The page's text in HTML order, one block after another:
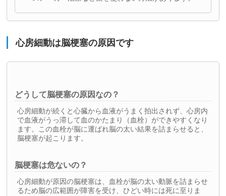
心房細動は脳梗塞の原因です
どうして脳梗塞の原因なの？
心房細動が続くと心臓から血液がうまく拍出されず、心房内
で血液がうっ滞して血のかたまり（血栓）ができやすくなり
ます。この血栓が脳に運ばれ脳の太い結果を詰まらせると、
脳梗塞が起こります。
脳梗塞は危ないの？
心房細動が原因の脳梗塞は、血栓が脳の太い動脈を詰まらせ
るため脳の広範囲が障害を受け、ひどい時には死に至りま